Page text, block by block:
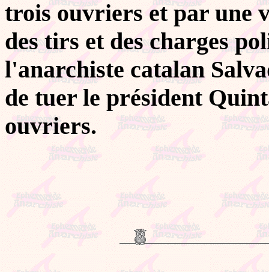
trois ouvriers et par une
des tirs et des charges
l'anarchiste catalan
de tuer le président
ouvriers.